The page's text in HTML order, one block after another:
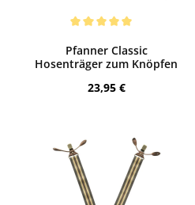
Pfanner Classic
Hosenträger zum Knöpfen
Regulärer Preis:
23,95 €